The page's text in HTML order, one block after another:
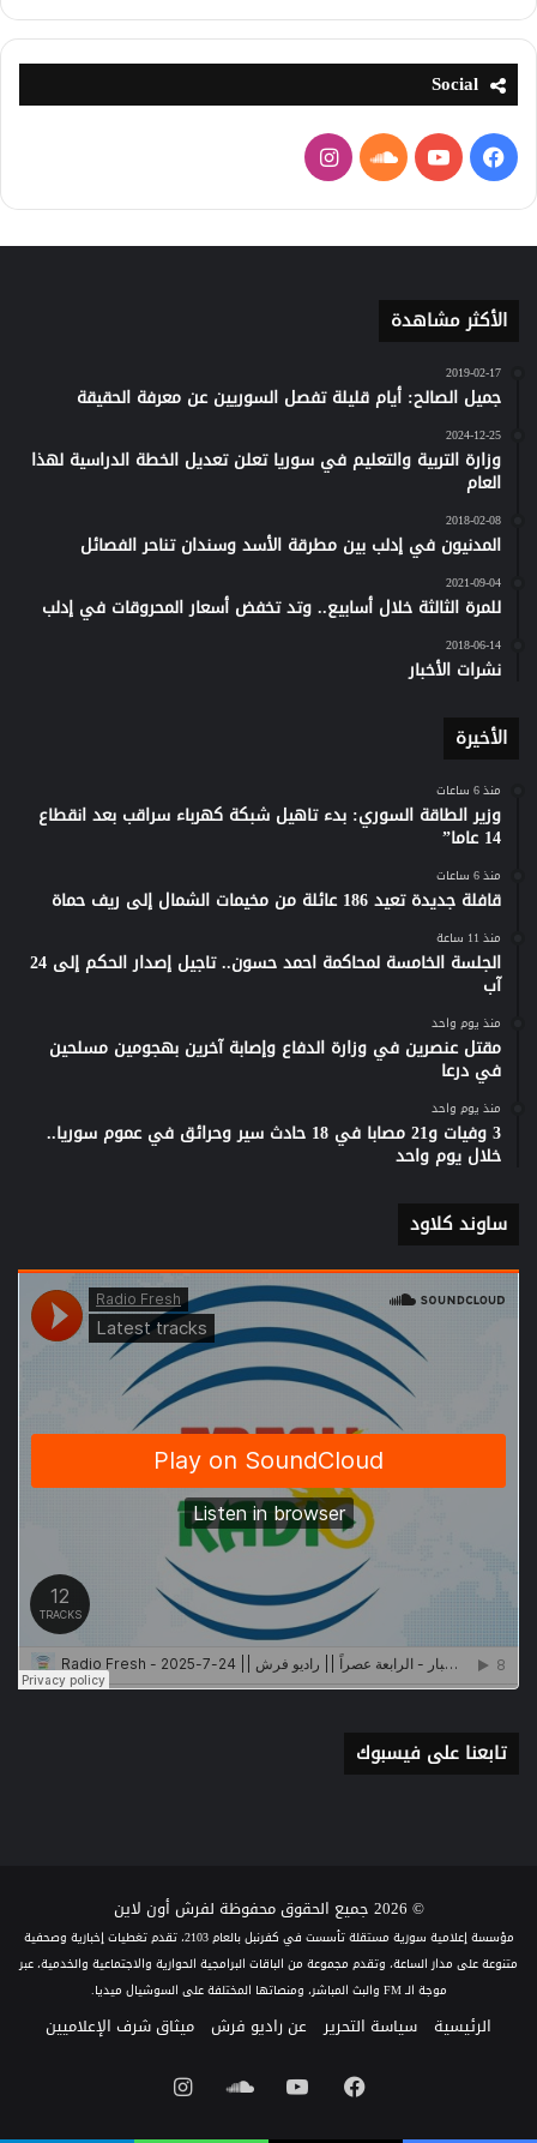
Social
فيسبوكيوتيوبساوند
كلاود
انستقرام
الأكثر مشاهدة
2019-02-17
جميل الصالح: أيام قليلة تفصل السوريين عن معرفة الحقيقة
2024-12-25
وزارة التربية والتعليم في سوريا تعلن تعديل الخطة الدراسية لهذا
العام
2018-02-08
المدنيون في إدلب بين مطرقة الأسد وسندان تناحر الفصائل
2021-09-04
للمرة الثالثة خلال أسابيع.. وتد تخفض أسعار المحروقات في إدلب
2018-06-14
نشرات الأخبار
الأخيرة
منذ 6 ساعات
وزير الطاقة السوري: بدء تاهيل شبكة كهرباء سراقب بعد انقطاع
14 عاما”
منذ 6 ساعات
قافلة جديدة تعيد 186 عائلة من مخيمات الشمال إلى ريف حماة
منذ 11 ساعة
الجلسة الخامسة لمحاكمة احمد حسون.. تاجيل إصدار الحكم إلى 24
آب
منذ يوم واحد
مقتل عنصرين في وزارة الدفاع وإصابة آخرين بهجومين مسلحين
في درعا
منذ يوم واحد
3 وفيات و21 مصابا في 18 حادث سير وحرائق في عموم سوريا..
خلال يوم واحد
ساوند كلاود
تابعنا على فيسبوك
© 2026 جميع الحقوق محفوظة لفرش أون لاين
مؤسسة إعلامية سورية مستقلة تأسست في كفرنبل بالعام 2103، تقدم تغطيات إخبارية وصحفية
متنوعة على مدار الساعة، وتقدم مجموعة من الباقات البرامجية الحوارية والاجتماعية والخدمية، عبر
موجة الـ FM والبث المباشر، ومنصاتها المختلفة على السوشيال ميديا.
الرئيسية سياسة التحرير عن راديو فرش ميثاق شرف الإعلاميين
فيسبوكيوتيوبساوندانستقرام